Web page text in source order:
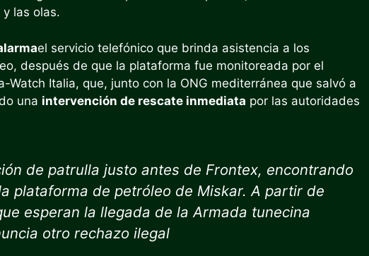
las olas.
el servicio telefónico que brinda asistencia a los
después de que la plataforma fue monitoreada por el
Watch Italia, que, junto con la ONG mediterránea que salvó a
una intervención de rescate inmediata por las autoridades
de patrulla justo antes de Frontex, encontrando
plataforma de petróleo de Miskar. A partir de
esperan la llegada de la Armada tunecina
otro rechazo ilegal